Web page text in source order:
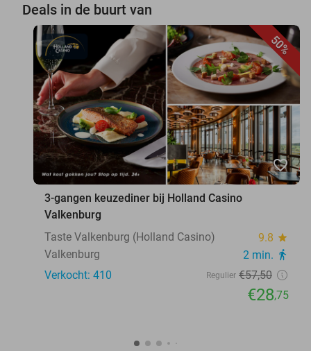
Deals in de buurt van
50%
favorite_border
3-gangen keuzediner bij Holland Casino
Valkenburg
Taste Valkenburg (Holland Casino)
9.8 star
Valkenburg 2 min. directions_walk
Verkocht: 410 Regulier €57,50
€28,75